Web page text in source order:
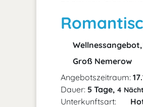
Groß Nemerow
Angebotszeitraum:
Dauer: 5 Tage, 4
Unterkunftsart: